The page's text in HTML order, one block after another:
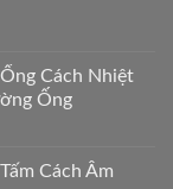
Cách Nhiệt
Ống
Cách Âm